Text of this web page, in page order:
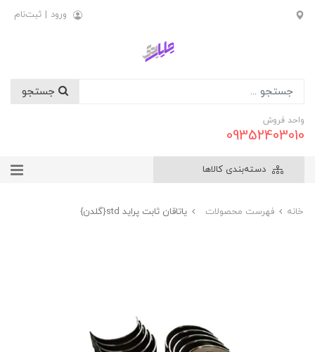
ورود | ثبت‌نام
واحد فروش
09352403010
دسته‌بندی کالاها
خانه فهرست محصولات ياتاقان ثابت پرايد std{گلدن}